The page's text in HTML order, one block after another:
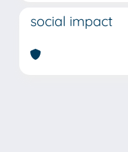
social impact